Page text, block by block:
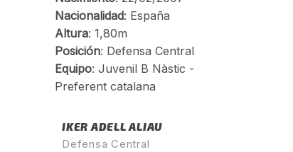
IKER ADELL ALIAU
Defensa Central